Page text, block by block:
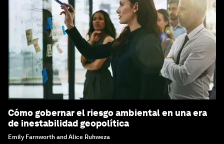
Cómo gobernar el riesgo ambiental en una era
de inestabilidad geopolítica
Emily Farnworth and Alice Ruhweza